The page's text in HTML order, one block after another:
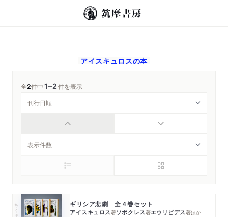
アイスキュロスの本
全2件中1─2件を表示
ちくま文庫 ギリシア悲劇 全４巻セット
アイスキュロス著ソポクレス著エウリピデス著ほか